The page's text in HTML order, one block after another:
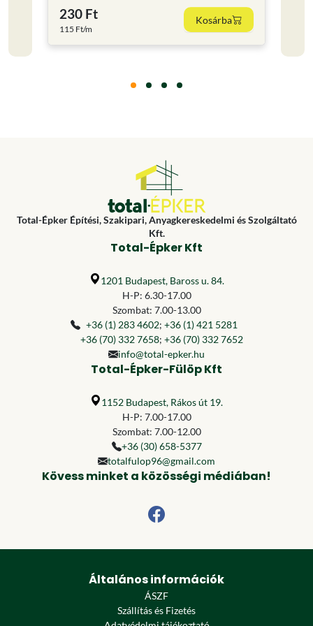
230 Ft
115 Ft/m
Kosárba
Total-Épker Építési, Szakipari, Anyagkereskedelmi és Szolgáltató
Kft.
Total-Épker Kft
1201 Budapest, Baross u. 84.
H-P: 6.30-17.00
Szombat: 7.00-13.00
+36 (1) 283 4602; +36 (1) 421 5281
+36 (70) 332 7658; +36 (70) 332 7652
info@total-epker.hu
Total-Épker-Fülöp Kft
1152 Budapest, Rákos út 19.
H-P: 7.00-17.00
Szombat: 7.00-12.00
+36 (30) 658-5377
totalfulop96@gmail.com
Kövess minket a közösségi médiában!
Általános információk
ÁSZF
Szállítás és Fizetés